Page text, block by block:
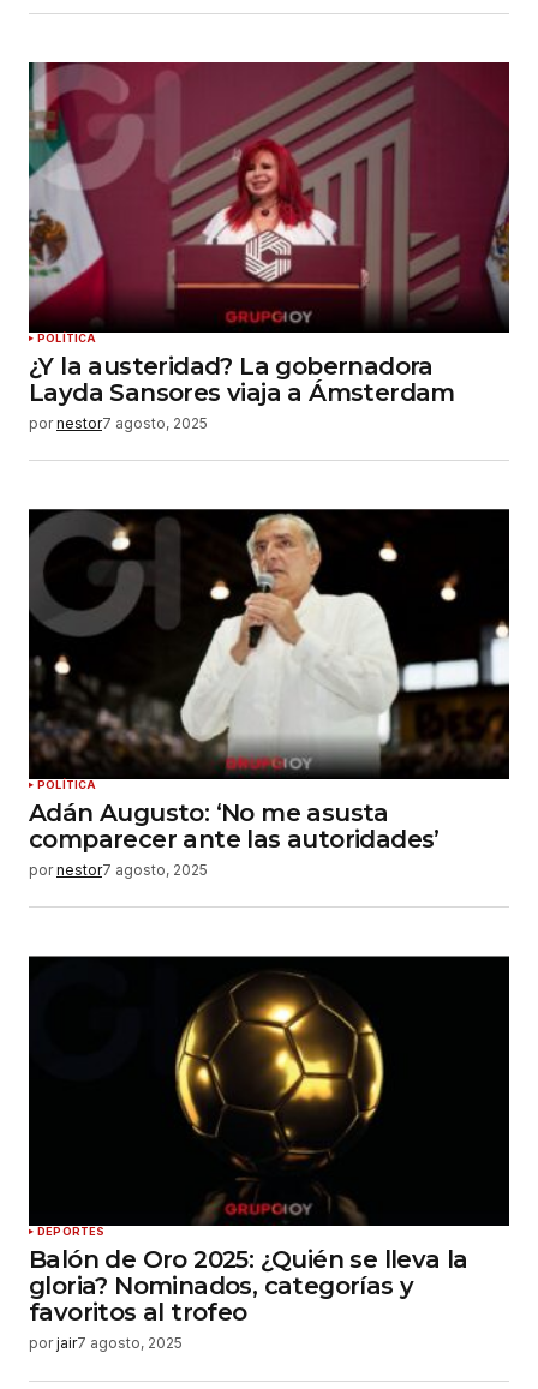
POLÍTICA
¿Y la austeridad? La gobernadora
Layda Sansores viaja a Ámsterdam
por nestor7 agosto, 2025
POLÍTICA
Adán Augusto: ‘No me asusta
comparecer ante las autoridades’
por nestor7 agosto, 2025
DEPORTES
Balón de Oro 2025: ¿Quién se lleva la
gloria? Nominados, categorías y
favoritos al trofeo
por jair7 agosto, 2025